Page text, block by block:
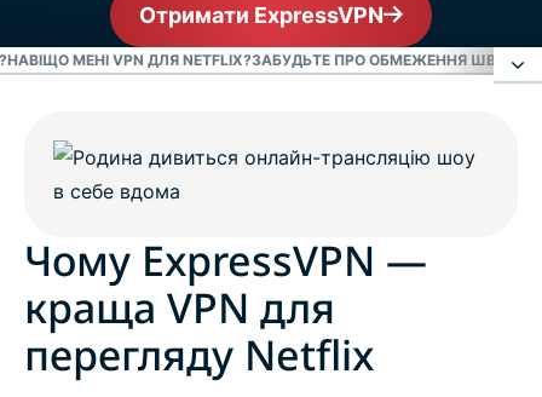
Отримати ExpressVPN
НАВІЩО МЕНІ VPN ДЛЯ NETFLIX?ЗАБУДЬТЕ ПРО ОБМЕЖЕННЯ
Netflix
Як вибрати кращу VPN для Netflix
Переваги використання ExpressVPN для Netflix
Чому ExpressVPN —
краща VPN для
перегляду Netflix